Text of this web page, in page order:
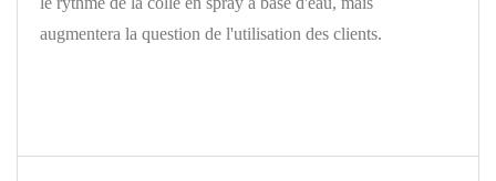
augmentera la question de l'utilisation des clients.